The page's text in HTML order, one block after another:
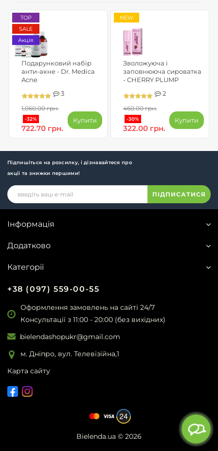
TOP
SALE
Акція
Подарунковий набір
анти-акне - Dr. Medica
Acne
3
1,060.00 грн.
-32%
722.70 грн.
Купити
NEW
Зволожуюча і
заповнююча сироватка
- CHERRY PLUMP
2
460.00 грн.
-30%
322.00 грн.
Купити
Підпишіться на розсилку, і дізнавайтеся про
акції та знижки першими!
ПІДПИСАТИСЯ
Інформація
Додатково
Категорії
+38 (097) 559-00-55
Оформлення замовлень на сайті 24/7
Консультації з 11:00 - 20:00 (без вихідних)
bielendashopukr@gmail.com
м. Дніпро, вул. Телевізійна,1
Карта сайту
Bielenda.ua © 2026